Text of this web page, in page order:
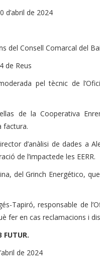
d’abril de 2024
del Consell Comarcal del
de Reus
pel tècnic de
de la Cooperativa
factura.
d’anàlisi de dades a
de l’impactede les EERR.
del Grinch Energético,
Tapiró, responsable de
fer en cas reclamacions i
FUTUR.
de 2024